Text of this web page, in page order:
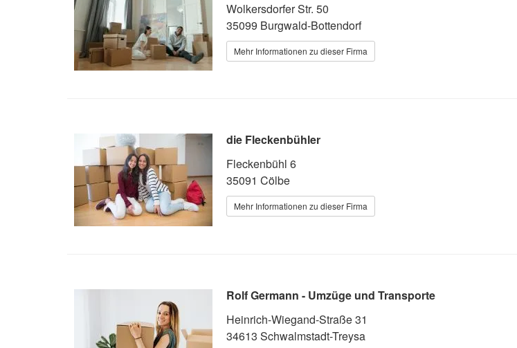
Wolkersdorfer Str. 50
35099 Burgwald-Bottendorf
Mehr Informationen zu dieser Firma
die Fleckenbühler
Fleckenbühl 6
35091 Cölbe
Mehr Informationen zu dieser Firma
Rolf Germann - Umzüge und Transporte
Heinrich-Wiegand-Straße 31
34613 Schwalmstadt-Treysa